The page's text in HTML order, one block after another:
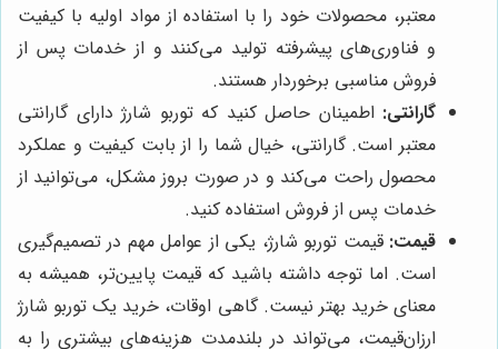
معتبر، محصولات خود را با استفاده از مواد اولیه با کیفیت
و فناوری‌های پیشرفته تولید می‌کنند و از خدمات پس از
فروش مناسبی برخوردار هستند.
گارانتی: اطمینان حاصل کنید که توربو شارژ دارای گارانتی
معتبر است. گارانتی، خیال شما را از بابت کیفیت و عملکرد
محصول راحت می‌کند و در صورت بروز مشکل، می‌توانید از
خدمات پس از فروش استفاده کنید.
قیمت: قیمت توربو شارژ، یکی از عوامل مهم در تصمیم‌گیری
است. اما توجه داشته باشید که قیمت پایین‌تر، همیشه به
معنای خرید بهتر نیست. گاهی اوقات، خرید یک توربو شارژ
ارزان‌قیمت، می‌تواند در بلندمدت هزینه‌های بیشتری را به